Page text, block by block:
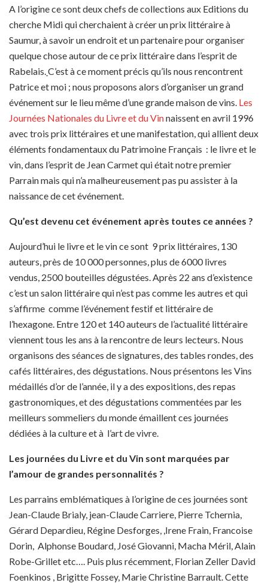
A l’origine ce sont deux chefs de collections aux Editions du
cherche Midi qui cherchaient à créer un prix littéraire à
Saumur, à savoir un endroit et un partenaire pour organiser
quelque chose autour de ce prix littéraire dans l’esprit de
Rabelais.C’est à ce moment précis qu’ils nous rencontrent
Patrice et moi ; nous proposons alors d’organiser un grand
événement sur le lieu même d’une grande maison de vins. Les
Journées Nationales du Livre et du Vinnaissent en avril 1996
avec trois prix littéraires et une manifestation, qui allient deux
éléments fondamentaux du Patrimoine Français : le livre et le
vin, dans l’esprit de Jean Carmet qui était notre premier
Parrain mais qui n’a malheureusement pas pu assister à la
naissance de cet événement.
Qu’est devenu cet événement après toutes ce années ?
Aujourd’hui le livre et le vin ce sont 9 prix littéraires, 130
auteurs, près de 10 000 personnes, plus de 6000 livres
vendus, 2500 bouteilles dégustées. Après 22 ans d’existence
c’est un salon littéraire qui n’est pas comme les autres et qui
s’affirme comme l’événement festif et littéraire de
l’hexagone. Entre 120 et 140 auteurs de l’actualité littéraire
viennent tous les ans à la rencontre de leurs lecteurs. Nous
organisons des séances de signatures, des tables rondes, des
cafés littéraires, des dégustations. Nous présentons les Vins
médaillés d’or de l’année, il y a des expositions, des repas
gastronomiques, et des dégustations commentées par les
meilleurs sommeliers du monde émaillent ces journées
dédiées à la culture et à l’art de vivre.
Les journées du Livre et du Vin sont marquées par
l’amour de grandes personnalités ?
Les parrains emblématiques à l’origine de ces journées sont
Jean-Claude Brialy, jean-Claude Carriere, Pierre Tchernia,
Gérard Depardieu, Régine Desforges, ,Irene Frain, Francoise
Dorin, Alphonse Boudard, José Giovanni, Macha Méril, Alain
Robe-Grillet etc…. Puis plus récemment, Florian Zeller David
Foenkinos , Brigitte Fossey, Marie Christine Barrault. Cette